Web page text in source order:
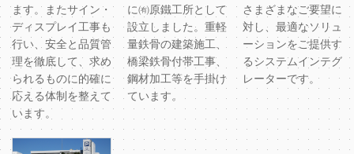
ます。またサイン・
ディスプレイ工事も
行い、安全と品質管
理を徹底して、求め
られるものに的確に
応える体制を整えて
います。
に㈲原鐵工所として
設立しました。重軽
量鉄骨の建築施工、
橋梁鉄骨付帯工事、
鋼材加工等を手掛け
ています。
さまざまなご要望に
対し、最適なソリュ
ーションをご提供す
るシステムインテグ
レーターです。